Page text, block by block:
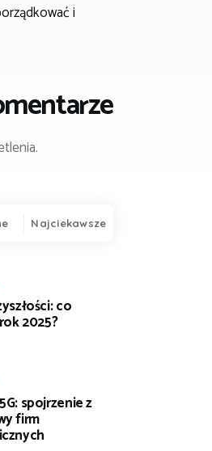
i
Najciekawsze
co
2025?
spojrzenie z
firm